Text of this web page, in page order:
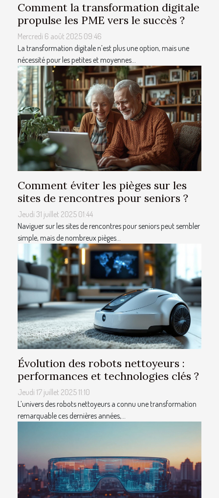
Comment la transformation digitale
propulse les PME vers le succès ?
Mercredi 6 août 2025 09:46
La transformation digitale n’est plus une option, mais une
nécessité pour les petites et moyennes...
Comment éviter les pièges sur les
sites de rencontres pour seniors ?
Jeudi 31 juillet 2025 01:44
Naviguer sur les sites de rencontres pour seniors peut sembler
simple, mais de nombreux pièges...
Évolution des robots nettoyeurs :
performances et technologies clés ?
Jeudi 17 juillet 2025 11:10
L’univers des robots nettoyeurs a connu une transformation
remarquable ces dernières années,...